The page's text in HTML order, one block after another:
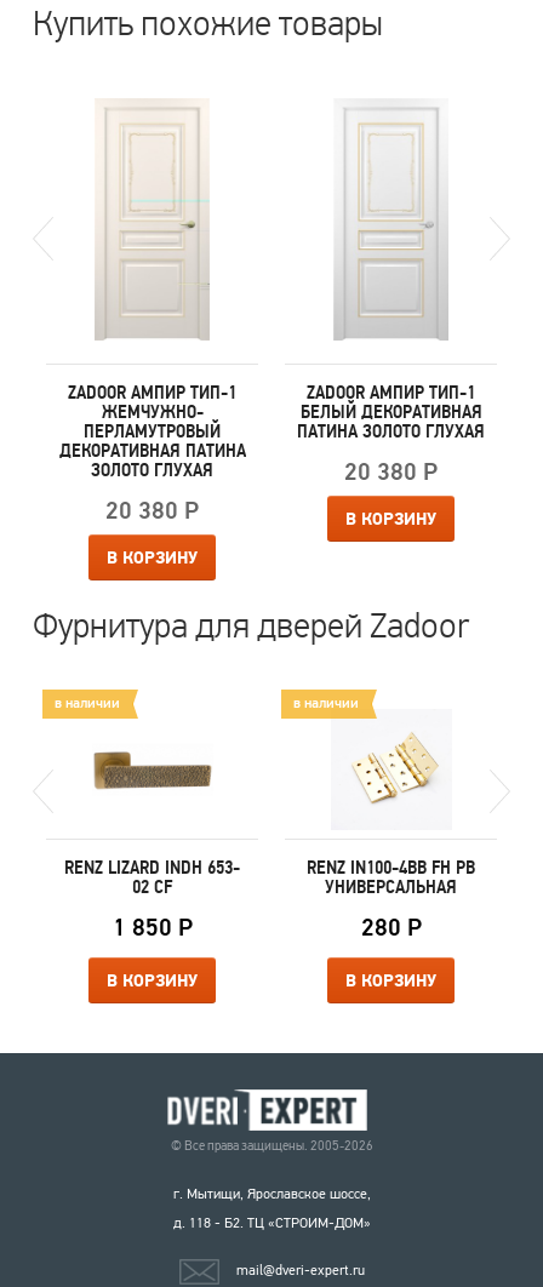
Купить похожие товары
ZADOOR АМПИР ТИП-1
ЖЕМЧУЖНО-
ПЕРЛАМУТРОВЫЙ
ДЕКОРАТИВНАЯ ПАТИНА
ЗОЛОТО ГЛУХАЯ
20 380 Р
В КОРЗИНУ
ZADOOR АМПИР ТИП-1
БЕЛЫЙ ДЕКОРАТИВНАЯ
ПАТИНА ЗОЛОТО ГЛУХАЯ
20 380 Р
В КОРЗИНУ
Фурнитура для дверей Zadoor
в наличии
RENZ LIZARD INDH 653-
02 CF
1 850 Р
В КОРЗИНУ
в наличии
RENZ IN100-4BB FH PB
УНИВЕРСАЛЬНАЯ
280 Р
В КОРЗИНУ
© Все права защищены. 2005-2026
г. Мытищи, Ярославское шоссе,
д. 118 - Б2. ТЦ «СТРОИМ-ДОМ»
mail@dveri-expert.ru